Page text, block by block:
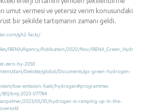
umut vermesi ve yetersiz verim konusundaki
bir şekilde tartışmanın zamanı geldi.
gh2-facts/
IRENA/Agency/Publication/2020/Nov/IRENA_Green_Hydr
zero-by-2050
dam/Deloitte/global/Documents/gx-green-hydrogen-
low-emission-fuels/hydrogen#programmes
bmj-2023-077784
2023/05/30/hydrogen-is-ramping-up-in-the-